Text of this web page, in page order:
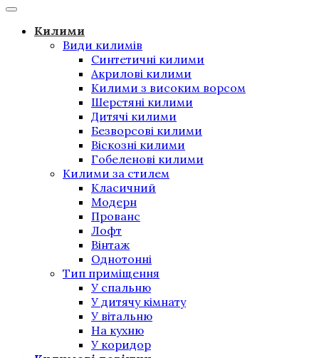
Toggle
navigationКилими
Види килимів
Синтетичні килими
Акрилові килими
Килими з високим ворсом
Шерстяні килими
Дитячі килими
Безворсові килими
Віскозні килими
Гобеленові килими
Килими за стилем
Класичний
Модерн
Прованс
Лофт
Вінтаж
Однотонні
Тип приміщення
У спальню
У дитячу кімнату
У вітальню
На кухню
У коридор